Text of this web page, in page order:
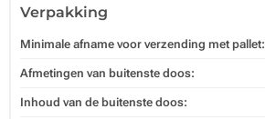
Verpakking
Minimale afname voor verzending met pallet:
Afmetingen van buitenste doos:
Inhoud van de buitenste doos: